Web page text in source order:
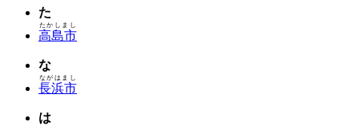
た
高島市
たかしまし
な
長浜市
ながはまし
は